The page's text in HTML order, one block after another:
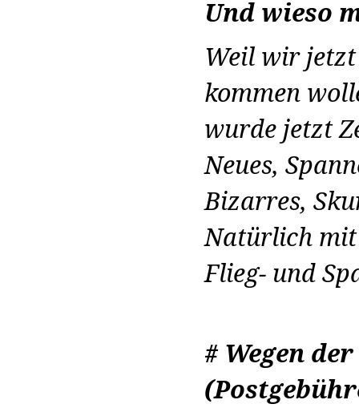
Und wieso
Weil wir
kommen
wurde jetzt
Neues,
Bizarres,
Natürlich mit
Flieg- und
# Wegen